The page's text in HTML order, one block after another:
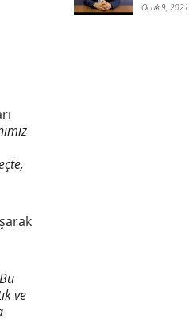
ve
Ocak 9, 2021